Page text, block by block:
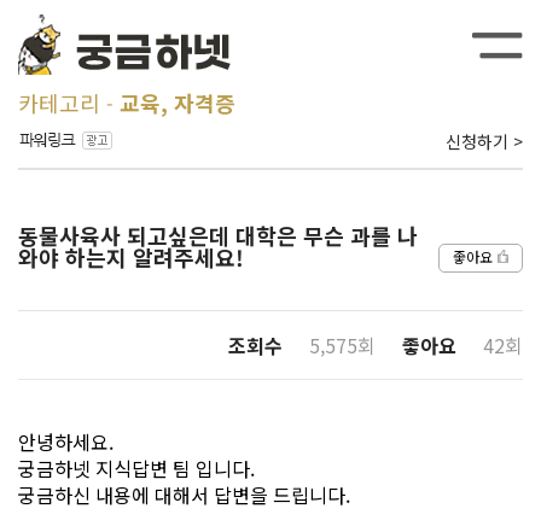
카테고리 교육, 자격증
신청하기 >
동물사육사 되고싶은데 대학은 무슨 과를 나
와야 하는지 알려주세요! 좋아요
조회수 5,575회 좋아요 42회
안녕하세요.
궁금하넷 지식답변 팀 입니다.
궁금하신 내용에 대해서 답변을 드립니다.